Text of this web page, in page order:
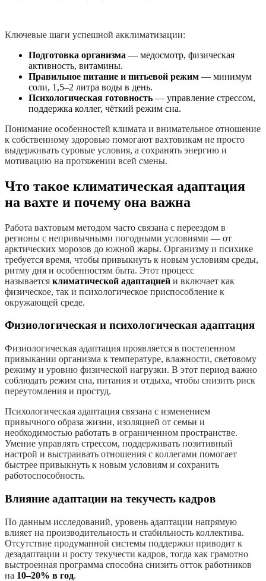
Ключевые шаги успешной акклиматизации:
Подготовка организма — медосмотр, физическая
активность, витамины.
Правильное питание и питьевой режим — минимум
соли, 1,5–2 литра воды в день.
Психологическая готовность — управление стрессом,
поддержка коллег, чёткий режим сна.
Понимание особенностей климата и внимательное отношение
к собственному здоровью помогают вахтовикам не просто
выдерживать суровые условия, а сохранять энергию и
мотивацию на протяжении всей смены.
Что такое климатическая адаптация
на вахте и почему она важна
Работа вахтовым методом часто связана с переездом в
регионы с непривычными погодными условиями — от
арктических морозов до южной жары. Организму и психике
требуется время, чтобы привыкнуть к новым условиям среды,
ритму дня и особенностям быта. Этот процесс
называется климатической адаптацией и включает как
физическое, так и психологическое приспособление к
окружающей среде.
Физиологическая и психологическая адаптация
Физиологическая адаптация проявляется в постепенном
привыкании организма к температуре, влажности, световому
режиму и уровню физической нагрузки. В этот период важно
соблюдать режим сна, питания и отдыха, чтобы снизить риск
переутомления и простуд.
Психологическая адаптация связана с изменением
привычного образа жизни, изоляцией от семьи и
необходимостью работать в ограниченном пространстве.
Умение управлять стрессом, поддерживать позитивный
настрой и выстраивать отношения с коллегами помогает
быстрее привыкнуть к новым условиям и сохранить
работоспособность.
Влияние адаптации на текучесть кадров
По данным исследований, уровень адаптации напрямую
влияет на производительность и стабильность коллектива.
Отсутствие продуманной системы поддержки приводит к
дезадаптации и росту текучести кадров, тогда как грамотно
выстроенная программа способна снизить отток работников
на 10–20% в год.